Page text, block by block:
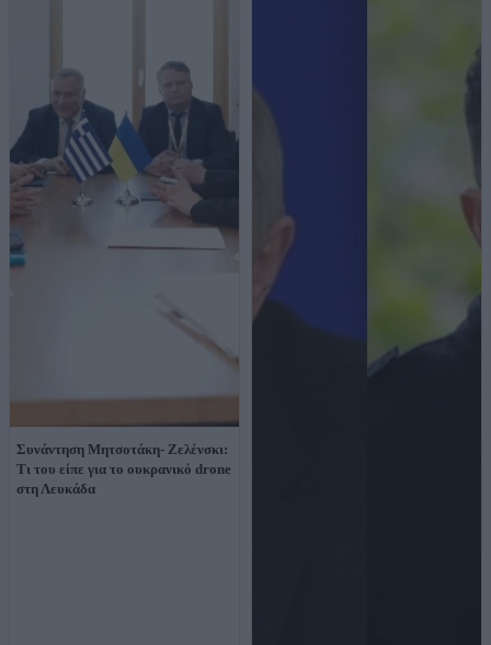
Συνάντηση Μητσοτάκη- Ζελένσκι:
Τι του είπε για το ουκρανικό drone
στη Λευκάδα